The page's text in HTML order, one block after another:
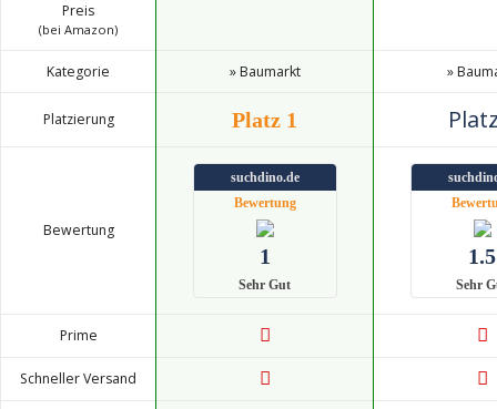
Preis
(bei Amazon)
Kategorie » Baumarkt »
Platzierung Platz 1
Bewertung
suchdino.de
Bewertung
1
Sehr Gut
1.5
Sehr
Prime
Schneller Versand